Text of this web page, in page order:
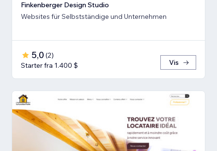
Finkenberger Design Studio
Websites für Selbstständige und Unternehmen
5,0 (2)
Starter fra 1.400 $
Vis